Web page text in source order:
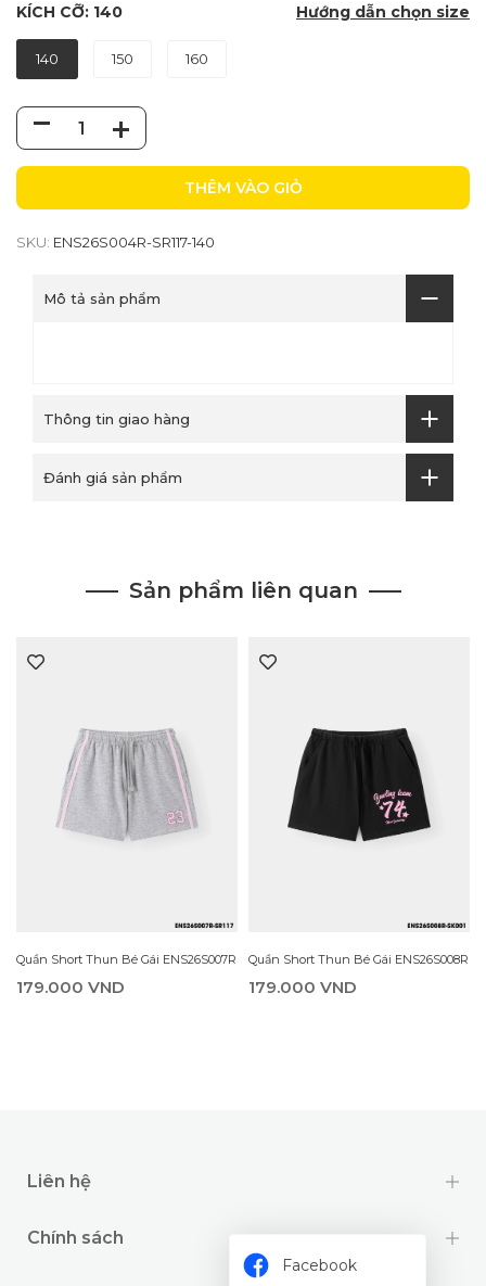
KÍCH CỠ: 140 Hướng dẫn chọn size
140 150 160
THÊM VÀO GIỎ
SKU: ENS26S004R-SR117-140
Mô tả sản phẩm
Thông tin giao hàng
Đánh giá sản phẩm
Sản phẩm liên quan
Quần Short Thun Bé Gái ENS26S007R
179.000 VND
Quần Short Thun Bé Gái ENS26S008R
179.000 VND
Liên hệ
Chính sách
Facebook